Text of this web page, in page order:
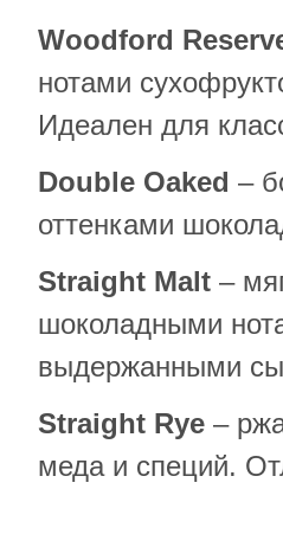
Woodford
нотами
Идеален для
Double Oaked –
оттенками
Straight Malt –
шоколадными
выдержанными
Straight Rye –
меда и специй.